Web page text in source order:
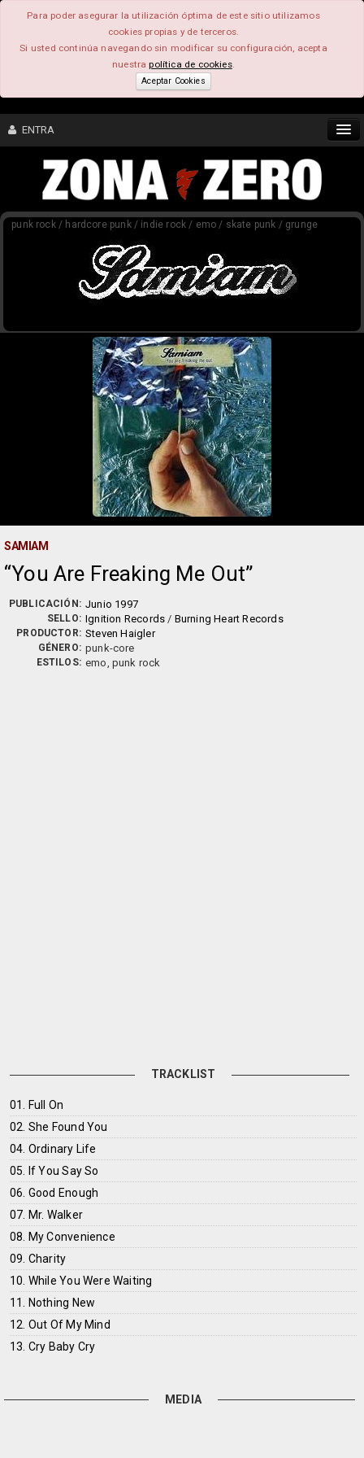
Para poder asegurar la utilización óptima de este sitio utilizamos
cookies propias y de terceros.
Si usted continúa navegando sin modificar su configuración, acepta
nuestrapolítica de cookies.
Aceptar Cookies
ENTRA
CONTENIDO
COMUNIDAD
FEEEDBACK
punk rock / hardcore punk / indie rock / emo / skate punk / grunge
SAMIAM
You Are Freaking Me Out
PUBLICACIÓN: Junio 1997
SELLO: Ignition Records / Burning Heart Records
PRODUCTOR: Steven Haigler
GÉNERO: punk-core
ESTILOS: emo, punk rock
TRACKLIST
01. Full On
02. She Found You
04. Ordinary Life
05. If You Say So
06. Good Enough
07. Mr. Walker
08. My Convenience
09. Charity
10. While You Were Waiting
11. Nothing New
12. Out Of My Mind
13. Cry Baby Cry
MEDIA